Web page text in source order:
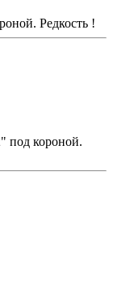
Редкость !
под короной.